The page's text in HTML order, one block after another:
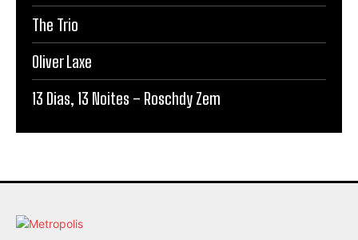
The Trio
Oliver Laxe
13 Dias, 13 Noites – Roschdy Zem